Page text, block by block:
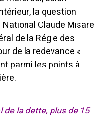
la question
Claude Misare
de la Régie des
de la redevance «
parmi les points à
de la dette, plus de 15